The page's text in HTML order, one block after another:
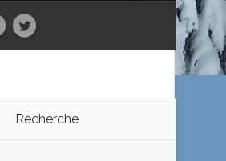
Recherche